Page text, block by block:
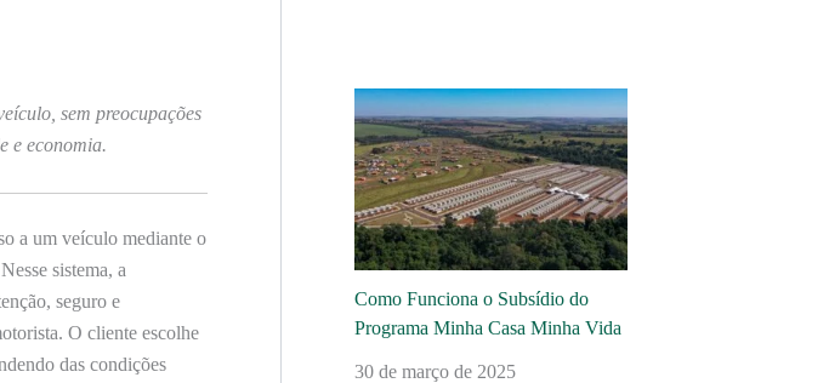
sem preocupações
e economia.
a um veículo mediante o
sistema, a
seguro e
O cliente escolhe
das condições
Como Funciona o Subsídio do
Programa Minha Casa Minha Vida
30 de março de 2025